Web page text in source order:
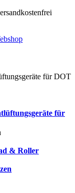
für DOT
für
& Roller